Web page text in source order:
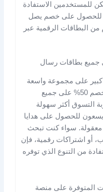
15%: يمكن للمستخدمين الاستفادة
للحصول على خصم يصل
من البطاقات الرقمية عبر
على مجموعة واسعة
من البطاقات الرقمية من خلال خصم 50% على جميع
التسوق أكثر سهولة
يسعون للحصول على هدايا
معقولة. سواء كنت تبحث
أو اشتراكات رقمية، فإن
من التنوع الذي توفره
المتوفرة على منصة